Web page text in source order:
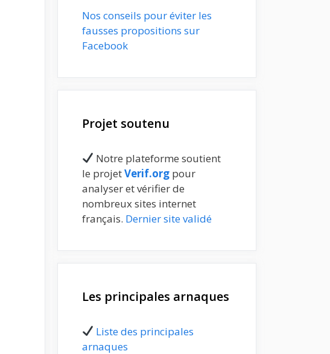
Nos conseils pour éviter les
fausses propositions sur
Facebook
Projet soutenu
Notre plateforme soutient
le projetVerif.org pour
analyser et vérifier de
nombreux sites internet
français. Dernier site validé
Les principales arnaques
Liste des principales
arnaques